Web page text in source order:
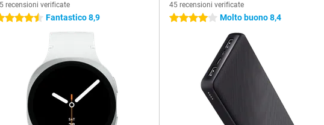
recensioni verificate
stelle Fantastico 8,9
45 recensioni verificate
4 stelle Molto buono 8,4